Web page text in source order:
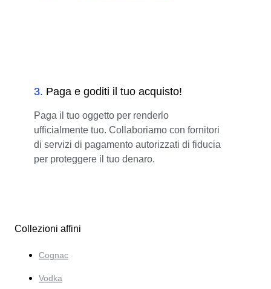
3. Paga e goditi il tuo acquisto!
Paga il tuo oggetto per renderlo
ufficialmente tuo. Collaboriamo con fornitori
di servizi di pagamento autorizzati di fiducia
per proteggere il tuo denaro.
Collezioni affini
Cognac
Vodka